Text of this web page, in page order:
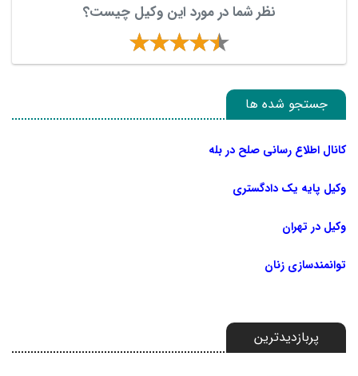
نظر شما در مورد این وکیل چیست؟
جستجو شده ها
کانال اطلاع رسانی صلح در بله
وکیل پایه یک دادگستری
وکیل در تهران
توانمندسازی زنان
پربازدیدترین